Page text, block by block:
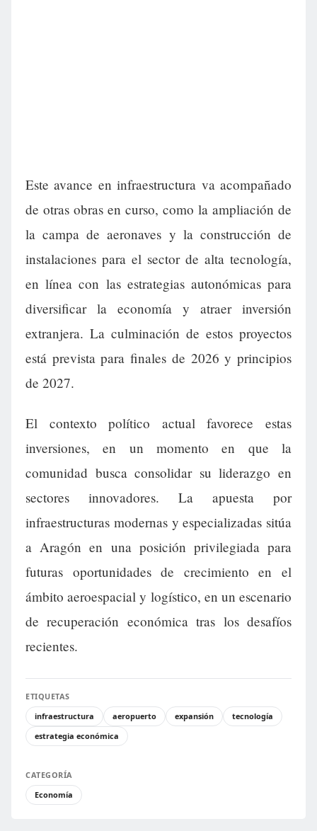
Este avance en infraestructura va acompañado
de otras obras en curso, como la ampliación de
la campa de aeronaves y la construcción de
instalaciones para el sector de alta tecnología,
en línea con las estrategias autonómicas para
diversificar la economía y atraer inversión
extranjera. La culminación de estos proyectos
está prevista para finales de 2026 y principios
de 2027.
El contexto político actual favorece estas
inversiones, en un momento en que la
comunidad busca consolidar su liderazgo en
sectores innovadores. La apuesta por
infraestructuras modernas y especializadas sitúa
a Aragón en una posición privilegiada para
futuras oportunidades de crecimiento en el
ámbito aeroespacial y logístico, en un escenario
de recuperación económica tras los desafíos
recientes.
ETIQUETAS
infraestructura
aeropuerto expansión
tecnología
estrategia económica
CATEGORÍA
Economía